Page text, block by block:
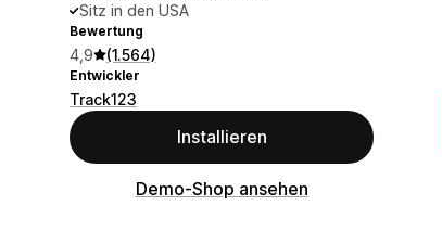
Sitz in den USA
Bewertung
4,9 (1.564)
Entwickler
Track123
Installieren
Demo-Shop ansehen